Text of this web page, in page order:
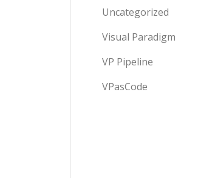
Uncategorized
Visual Paradigm
VP Pipeline
VPasCode